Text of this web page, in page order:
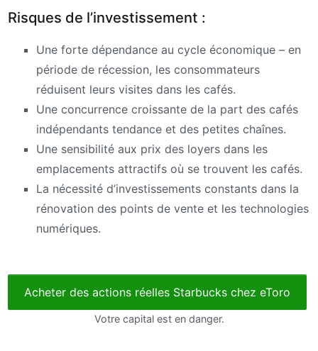
Risques de l’investissement :
Une forte dépendance au cycle économique – en
période de récession, les consommateurs
réduisent leurs visites dans les cafés.
Une concurrence croissante de la part des cafés
indépendants tendance et des petites chaînes.
Une sensibilité aux prix des loyers dans les
emplacements attractifs où se trouvent les cafés.
La nécessité d’investissements constants dans la
rénovation des points de vente et les technologies
numériques.
Acheter des actions réelles Starbucks chez eToro
Votre capital est en danger.